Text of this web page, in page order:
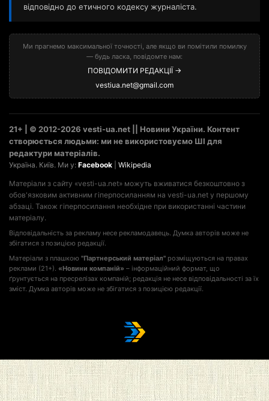
відповідно до етичного кодексу журналіста.
Ми прагнемо максимальної точності, але якщо ви помітили помилку
— будь ласка, повідомте нам:
ПОВІДОМИТИ РЕДАКЦІЇ →
vestiua.net@gmail.com
21+ | © 2012-2026 vesti-ua.net || Новини України. Контент
створюється людьми: ми не використовуємо ШІ для
редактури матеріалів.
Україна. Київ. Ми у: Facebook Wikipedia
Матеріали з сайту «vesti-ua.net» можуть вживатися безкоштовно з
обов'язковим активним гіперпосиланням на vesti-ua.net у першому
абзаці. Також гіперпосилання необхідне при використанні частини
матеріалу.
Відповідальність за рекламу несе рекламодавець. Думка авторів може не
збігатися з позицією редакції.
Матеріали з плашкою "Партнерський матеріал" розміщуються на правах
реклами (21+). «Новини компаній» – інформаційний формат, що
ґрунтується на пресрелізах компаній; редакція не несе відповідальності за їх
зміст. Думка авторів може не збігатися з позицією редакції.